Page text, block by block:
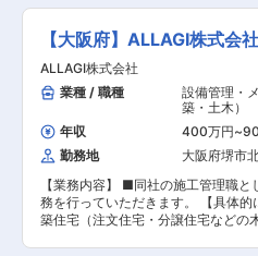
ティブあり／追い風◎売上成長率
ーカー～ ■はたらく環境： 2010年に設立され、
事業発展を続けてきた当社。社員1人
つくっていくという気概の元働いて
的なチャレンジも推奨しており、1
言いやすい社風です。また、「家族
があってこそ、楽しく仕事ができる
の考えもあり、自分の仕事や、どん
の支えに感謝する意味も込めて季節
パートナー企業、家族も参加できる
を実施しています。春には野球大会
り打合せのほか、外壁やエクステリ
ッチン、バスなどの仕様決めも行い
期間中の職務内容：本採用時と同様
の範囲）弊社業務全般 【会社概要】 弊社は、町
工務店から注文住宅、不動産、中古
ン、介護など様々な事業展開をして
ーカーの企業となります。 5年後の
という目標に向け、企業拡大を進め
未経験、経験者問わず、同社の理念
緒に働きたい方はぜひお問い合わせ
と幸いです。
【大阪府】ALLAGI株式会
ALLAGI株式会社
業種 / 職種
設備管理・
築・土木）
年収
400万円~
勤務地
大阪府堺市
【業務内容】 ■同社の施工管理職と
務を行っていただきます。 【具体的には】 ■新
築住宅（注文住宅・分譲住宅などの